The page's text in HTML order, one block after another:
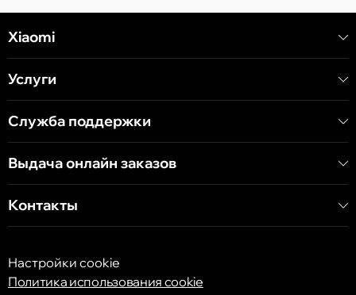
Кишинёв
ул. Арборилор 21, CC «Shopping MallDova»
Xiaomi
Услуги
Служба поддержки
Выдача онлайн заказов
Контакты
Настройки cookie
Политика использования cookie